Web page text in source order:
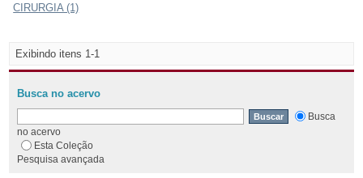
CIRURGIA (1)
Exibindo itens 1-1
Busca no acervo
Busca
no acervo
Esta Coleção
Pesquisa avançada